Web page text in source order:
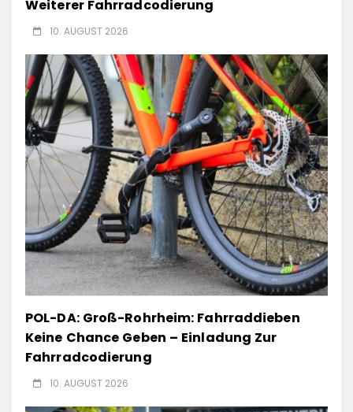
Weiterer Fahrradcodierung
10. AUGUST 2026
POL-DA: Groß-Rohrheim: Fahrraddieben
Keine Chance Geben – Einladung Zur
Fahrradcodierung
10. AUGUST 2026